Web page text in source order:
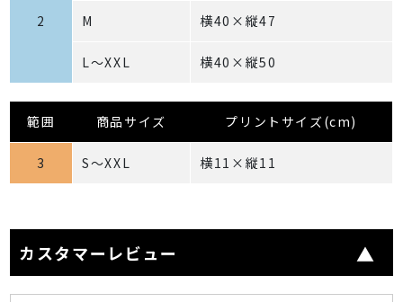
2 M 横40×縦47
L～XXL 横40×縦50
範囲 商品サイズ プリントサイズ(cm)
3 S～XXL 横11×縦11
カスタマーレビュー